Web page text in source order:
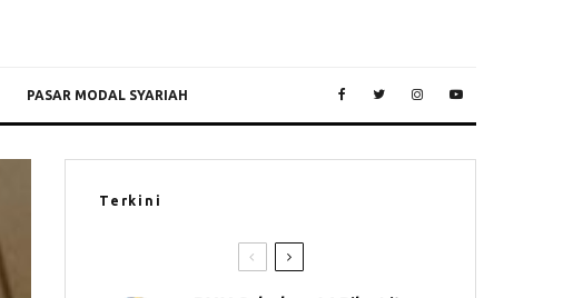
PASAR MODAL SYARIAH
Terkini